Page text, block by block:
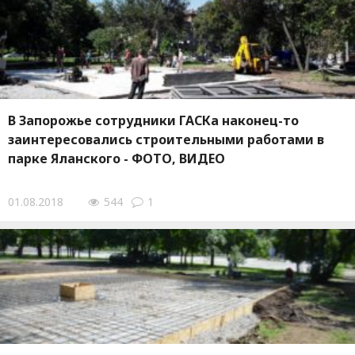
В Запорожье сотрудники ГАСКа наконец-то
заинтересовались строительными работами в
парке Яланского - ФОТО, ВИДЕО
01.08.2018 544 1